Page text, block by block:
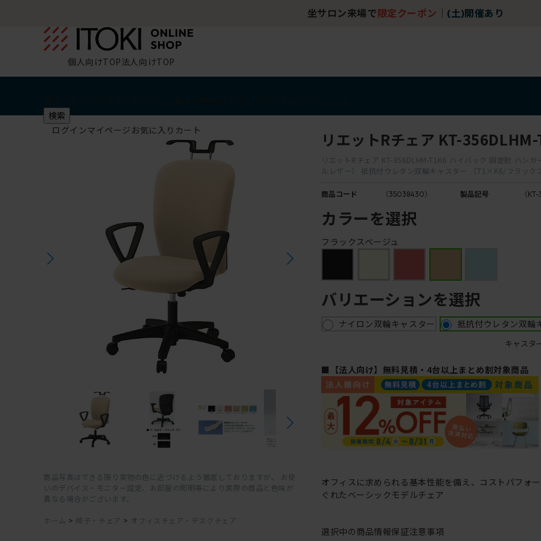
坐サロン来場で 限定クーポン (土)開催あり
個人向けTOP法人向けTOP
検索
ログインマイページ お気に入り カート
商品写真はできる限り実物の色に近づけるよう徹底しておりますが、 お使
いのデバイス・モニター設定、お部屋の照明等により実際の商品と色味が
異なる場合がございます。
ホーム > 椅子・チェア > オフィスチェア・デスクチェア
リエットRチェア KT-
リエットRチェア KT-356DLHM-T1K6 ハイバック 固定肘 ハンガ
ルレザー） 抵抗付ウレタン双輪キャスター ［T1×K6/フラックス
商品コード （35038430） 製品記号 （
カラーを選択
フラックスベージュ
バリエーションを選択
ナイロン双輪キャスター 抵抗付ウレタン双輪
キャスタ
■【法人向け】無料見積・4台以上まとめ割対象商品
オフィスに求められる基本性能を備え、コストパフォ
ぐれたベーシックモデルチェア
選択中の商品情報保証注意事項